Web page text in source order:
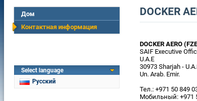
Дом
Контактная информация
Select language
Русский
DOCKER
DOCKER AERO
SAIF Executive
U.A.E
30973 Sharjah -
Un. Arab. Emir.
Тел.: +971 50 849
Мобильный: +971